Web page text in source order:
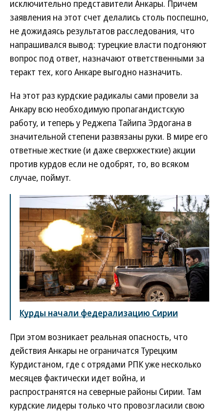
исключительно представители Анкары. Причем
заявления на этот счет делались столь поспешно,
не дожидаясь результатов расследования, что
напрашивался вывод: турецкие власти подгоняют
вопрос под ответ, назначают ответственными за
теракт тех, кого Анкаре выгодно назначить.
На этот раз курдские радикалы сами провели за
Анкару всю необходимую пропагандистскую
работу, и теперь у Реджепа Тайипа Эрдогана в
значительной степени развязаны руки. В мире его
ответные жесткие (и даже сверхжесткие) акции
против курдов если не одобрят, то, во всяком
случае, поймут.
Курды начали федерализацию Сирии
При этом возникает реальная опасность, что
действия Анкары не ограничатся Турецким
Курдистаном, где с отрядами РПК уже несколько
месяцев фактически идет война, и
распространятся на северные районы Сирии. Там
курдские лидеры только что провозгласили свою